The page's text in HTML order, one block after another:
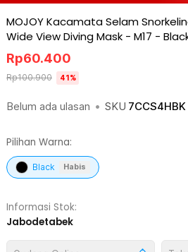
MOJOY Kacamata Selam
Wide View Diving Mask - M17 -
Belum ada ulasan • SKU 7CCS4HBK
Rp60.400
Rp100.900 41%
Pilihan Warna:
Black Habis
Informasi Stok:
Jabodetabek